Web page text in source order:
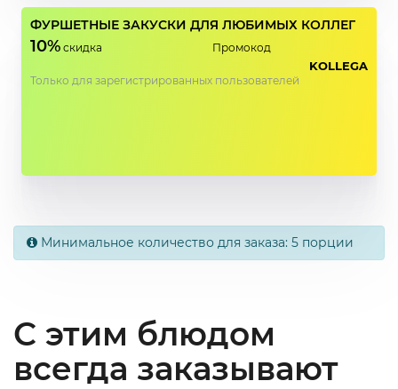
ФУРШЕТНЫЕ ЗАКУСКИ ДЛЯ ЛЮБИМЫХ КОЛЛЕГ
10% скидка Промокод
KOLLEGA
Только для зарегистрированных пользователей
Минимальное количество для заказа: 5 порции
С этим блюдом
всегда заказывают